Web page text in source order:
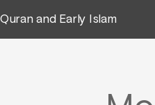
Quran and Early Islam